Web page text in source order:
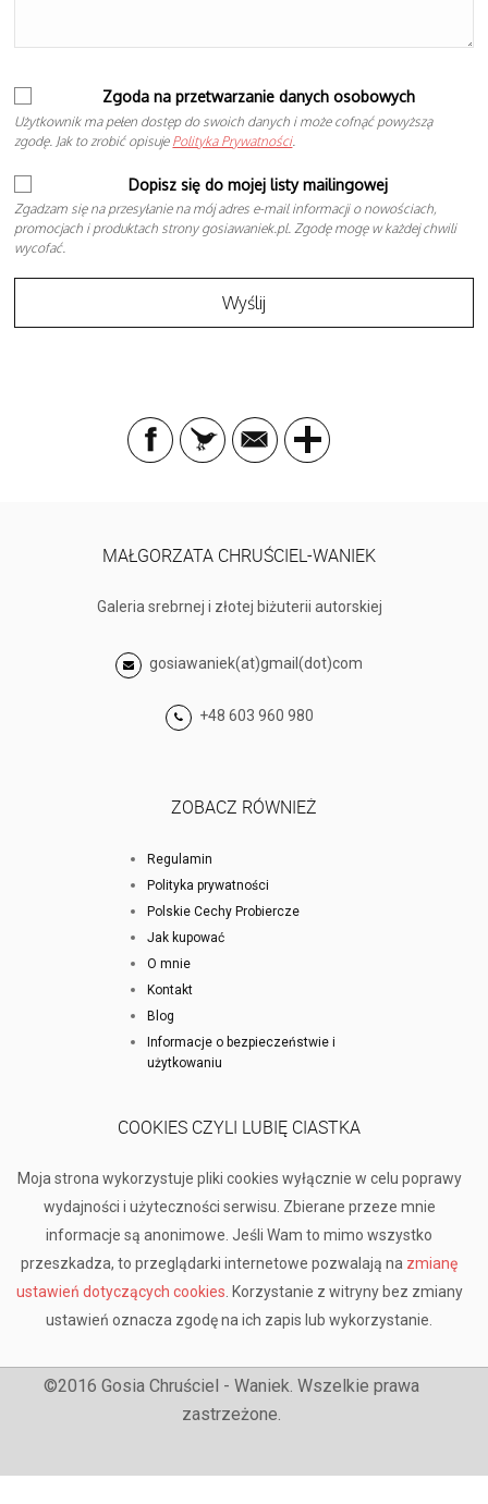
Zgoda na przetwarzanie danych osobowych
Użytkownik ma pełen dostęp do swoich danych i może cofnąć powyższą
zgodę. Jak to zrobić opisuje Polityka Prywatności.
Dopisz się do mojej listy mailingowej
Zgadzam się na przesyłanie na mój adres e-mail informacji o nowościach,
promocjach i produktach strony gosiawaniek.pl. Zgodę mogę w każdej chwili
wycofać.
MAŁGORZATA CHRUŚCIEL-WANIEK
Galeria srebrnej i złotej biżuterii autorskiej
gosiawaniek(at)gmail(dot)com
+48 603 960 980
ZOBACZ RÓWNIEŻ
Regulamin
Polityka prywatności
Polskie Cechy Probiercze
Jak kupować
O mnie
Kontakt
Blog
Informacje o bezpieczeństwie i
użytkowaniu
COOKIES CZYLI LUBIĘ CIASTKA
Moja strona wykorzystuje pliki cookies wyłącznie w celu poprawy
wydajności i użyteczności serwisu. Zbierane przeze mnie
informacje są anonimowe. Jeśli Wam to mimo wszystko
przeszkadza, to przeglądarki internetowe pozwalają na zmianę
ustawień dotyczących cookies . Korzystanie z witryny bez zmiany
ustawień oznacza zgodę na ich zapis lub wykorzystanie.
©2016 Gosia Chruściel - Waniek. Wszelkie prawa
zastrzeżone.